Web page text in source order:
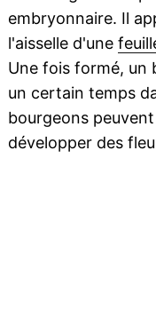
embryonnaire. Il
l'aisselle d'une
Une fois formé, un
un certain temps
bourgeons
développer des